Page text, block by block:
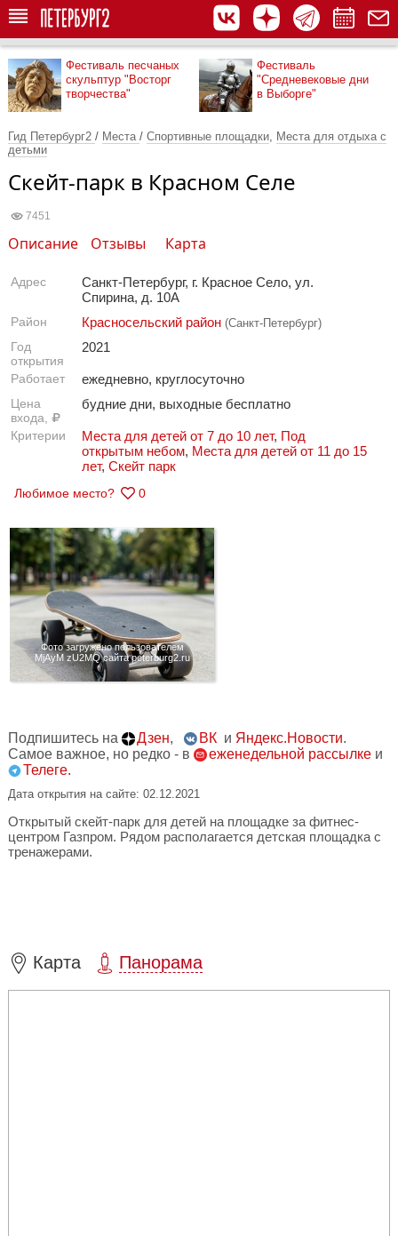
Фестиваль песчаных
скульптур "Восторг
творчества"
Фестиваль
"Средневековые дни
в Выборге"
Гид Петербург2 / Места / Спортивные площадки, Места для отдыха с
детьми
Скейт-парк в Красном Селе
7451
Описание Отзывы Карта
Адрес
Санкт-Петербург, г. Красное Село, ул.
Спирина, д. 10А
Район Красносельский район (Санкт-Петербург)
Год
открытия
2021
Работает ежедневно, круглосуточно
Цена
входа,
будние дни, выходные бесплатно
Критерии Места для детей от 7 до 10 лет, Под
открытым небом, Места для детей от 11 до 15
лет, Скейт парк
Любимое место? 0
Фото загружено пользователем
MjAyM zU2MQ сайта peterburg2.ru
Подпишитесь на Дзен, ВК и Яндекс.Новости.
Самое важное, но редко - в
еженедельной рассылке и
Телеге.
Дата открытия на сайте: 02.12.2021
Открытый скейт-парк для детей на площадке за фитнес-
центром Газпром. Рядом располагается детская площадка с
тренажерами.
Карта Панорама